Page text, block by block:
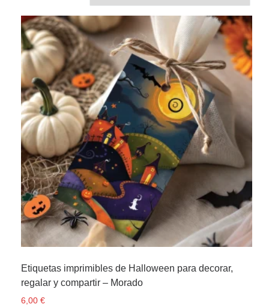
Etiquetas imprimibles de Halloween para decorar,
regalar y compartir – Morado
6,00€